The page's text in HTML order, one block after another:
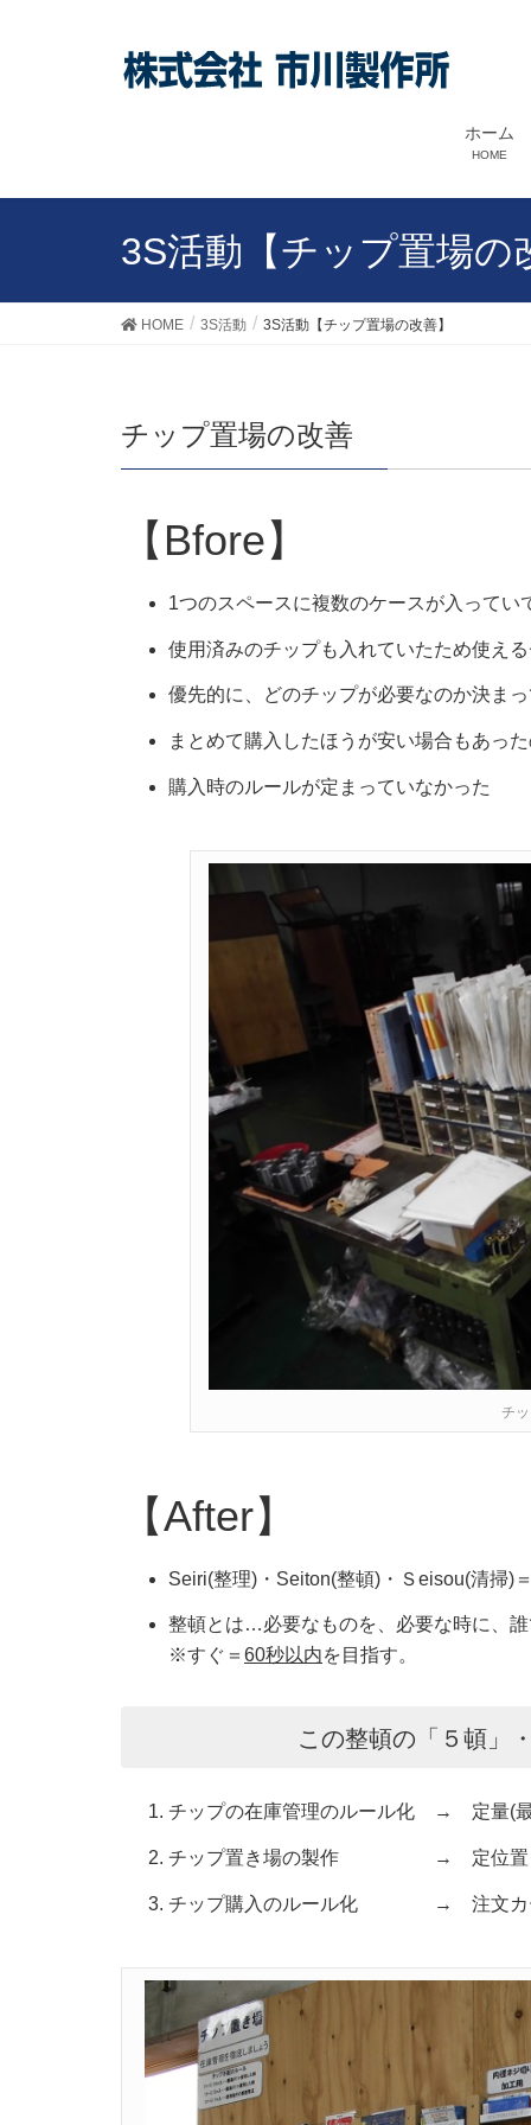
ホーム
HOME
3S活動【チップ置場の
HOME 3S活動 3S活動【チップ置場の改善】
チップ置場の改善
【Bfore】
1つのスペースに複数のケースが入ってい
使用済みのチップも入れていたため使え
優先的に、どのチップが必要なのか決ま
まとめて購入したほうが安い場合もあっ
購入時のルールが定まっていなかった
チ
【After】
Seiri(整理)・Seiton(整頓)・Ｓeisou(清掃)
整頓とは…必要なものを、必要な時に、
※すぐ＝ 60秒以内を目指す。
この整頓の「５頓」
チップの在庫管理のルール化 → 定量(最
チップ置き場の製作 → 定位置・
チップ購入のルール化 → 注文カー